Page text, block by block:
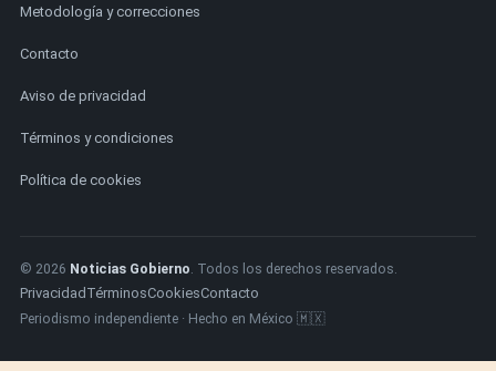
Metodología y correcciones
Contacto
Aviso de privacidad
Términos y condiciones
Política de cookies
© 2026 Noticias Gobierno . Todos los derechos reservados.
Privacidad TérminosCookiesContacto
Periodismo independiente · Hecho en México 🇲🇽